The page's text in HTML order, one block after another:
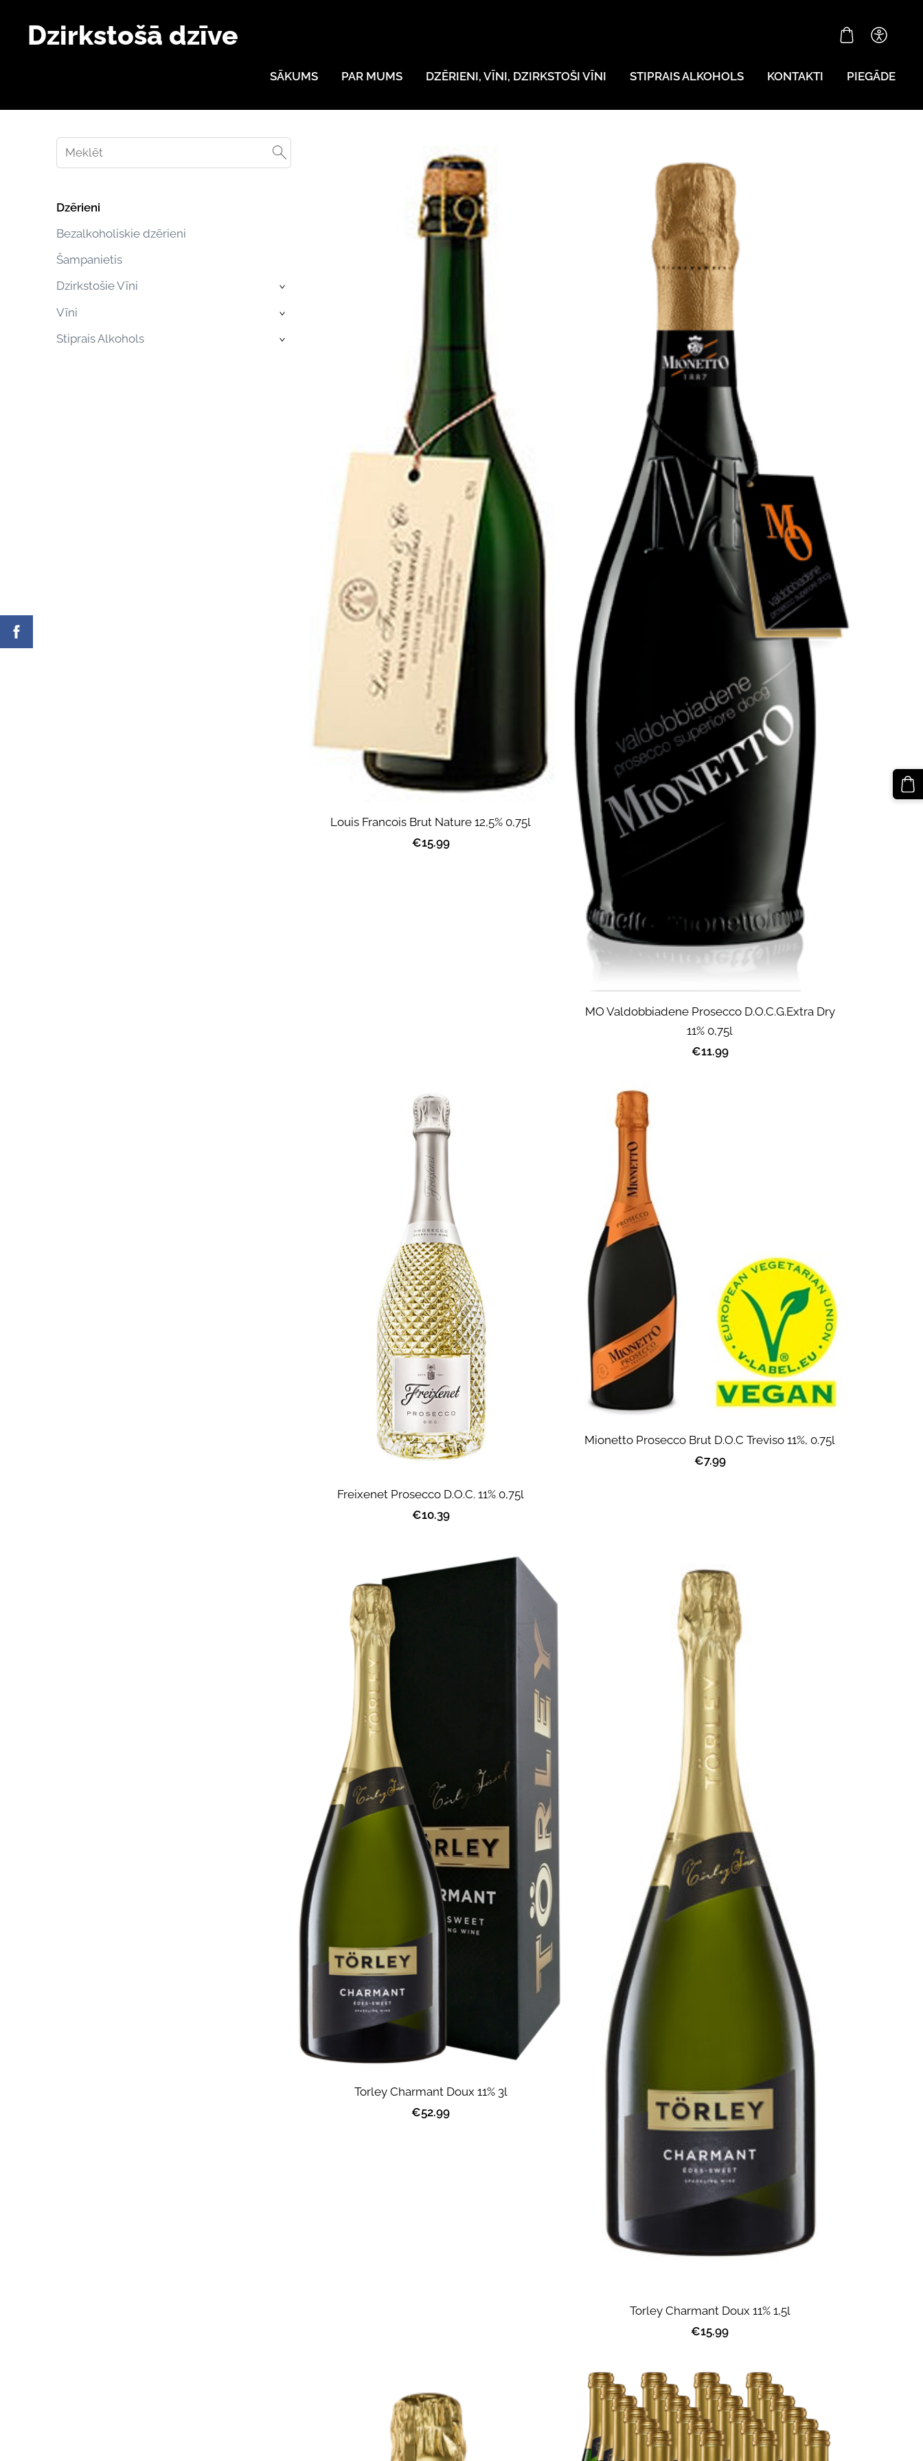
Dzirkstošā dzīve
SĀKUMS PAR MUMS DZĒRIENI, VĪNI, DZIRKSTOŠI VĪNI STIPRAIS ALKOHOLS KONTAKTI PIEGĀDE
Dzērieni
Bezalkoholiskie dzērieni
Šampanietis
Dzirkstošie Vīni
›
Vīni ›
Stiprais Alkohols ›
Louis Francois Brut Nature 12,5% 0,75l
€15.99
MO Valdobbiadene Prosecco D.O.C.G.Extra Dry
11% 0,75l
€11.99
Freixenet Prosecco D.O.C. 11% 0,75l
€10.39
Mionetto Prosecco Brut D.O.C Treviso 11%, 0.75l
€7.99
Torley Charmant Doux 11% 3l
€52.99
Torley Charmant Doux 11% 1,5l
€15.99